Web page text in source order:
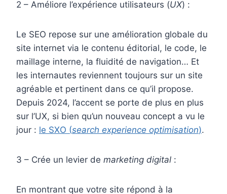
2 – Améliore l’expérience utilisateurs (UX) :
Le SEO repose sur une amélioration globale du
site internet via le contenu éditorial, le code, le
maillage interne, la fluidité de navigation… Et
les internautes reviennent toujours sur un site
agréable et pertinent dans ce qu’il propose.
Depuis 2024, l’accent se porte de plus en plus
sur l’UX, si bien qu’un nouveau concept a vu le
jour : le SXO (search experience optimisation).
3 – Crée un levier de marketing digital :
En montrant que votre site répond à la